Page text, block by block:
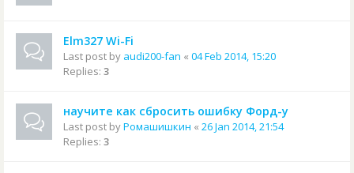
Elm327 Wi-Fi
Last post by audi200-fan « 04 Feb 2014, 15:20
Replies: 3
научите как сбросить ошибку Форд-у
Last post byРомашишкин « 26 Jan 2014, 21:54
Replies: 3